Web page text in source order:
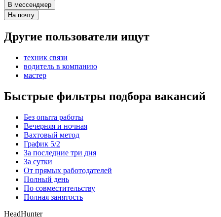
В мессенджер
На почту
Другие пользователи ищут
техник связи
водитель в компанию
мастер
Быстрые фильтры подбора вакансий
Без опыта работы
Вечерняя и ночная
Вахтовый метод
График 5/2
За последние три дня
За сутки
От прямых работодателей
Полный день
По совместительству
Полная занятость
HeadHunter